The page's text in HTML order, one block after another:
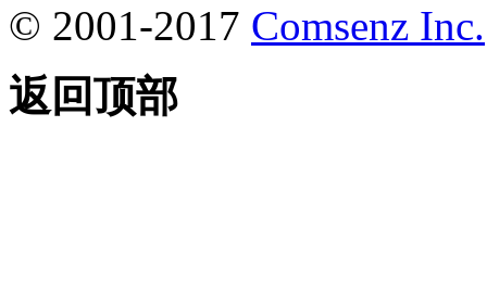
© 2001-2017 Comsenz Inc.
返回顶部